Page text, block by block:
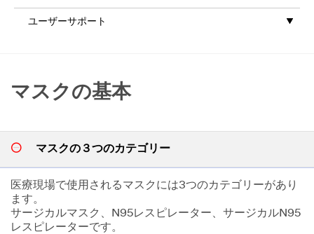
ユーザーサポート
マスクの基本
マスクの３つのカテゴリー
医療現場で使用されるマスクには3つのカテゴリーがあり
ます。
サージカルマスク、N95レスピレーター、サージカルN95
レスピレーターです。